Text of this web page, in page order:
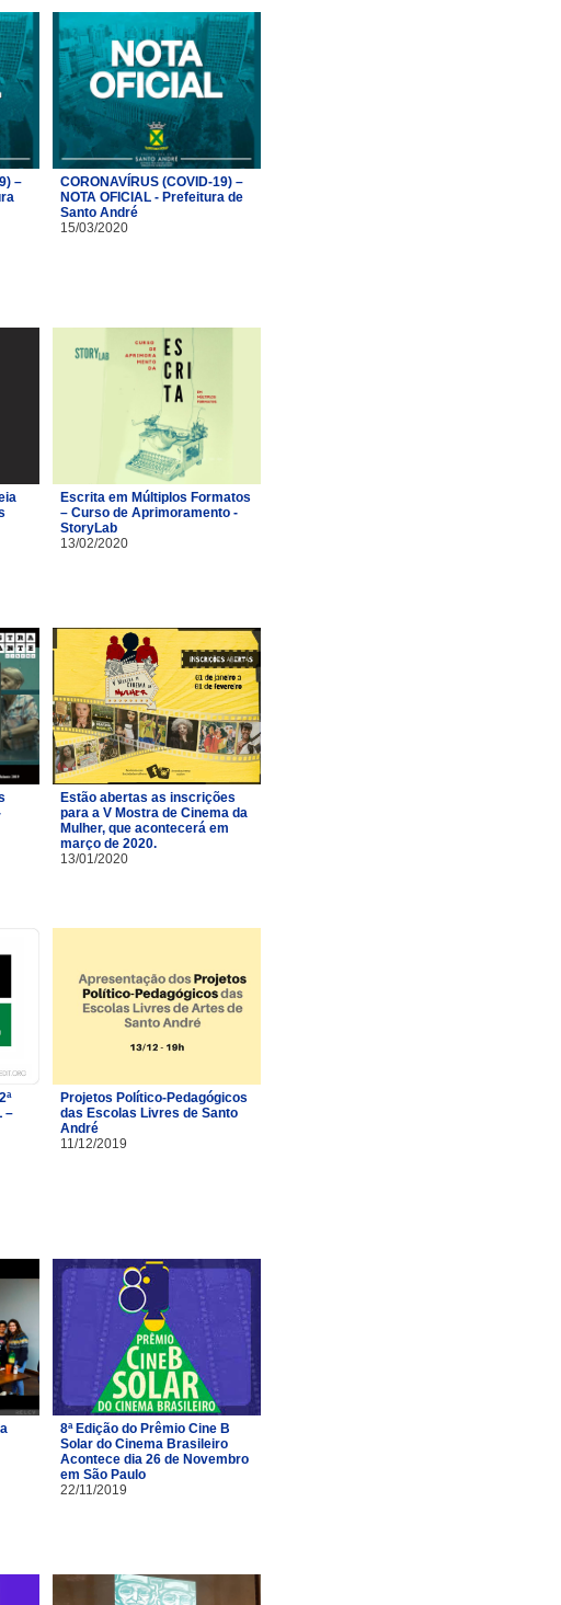
–
CORONAVÍRUS (COVID-19) –
NOTA OFICIAL - Prefeitura de
Santo André
15/03/2020
Escrita em Múltiplos Formatos
– Curso de Aprimoramento -
StoryLab
13/02/2020
Estão abertas as inscrições
para a V Mostra de Cinema da
Mulher, que acontecerá em
março de 2020.
13/01/2020
–
Projetos Político-Pedagógicos
das Escolas Livres de Santo
André
11/12/2019
8ª Edição do Prêmio Cine B
Solar do Cinema Brasileiro
Acontece dia 26 de Novembro
em São Paulo
22/11/2019